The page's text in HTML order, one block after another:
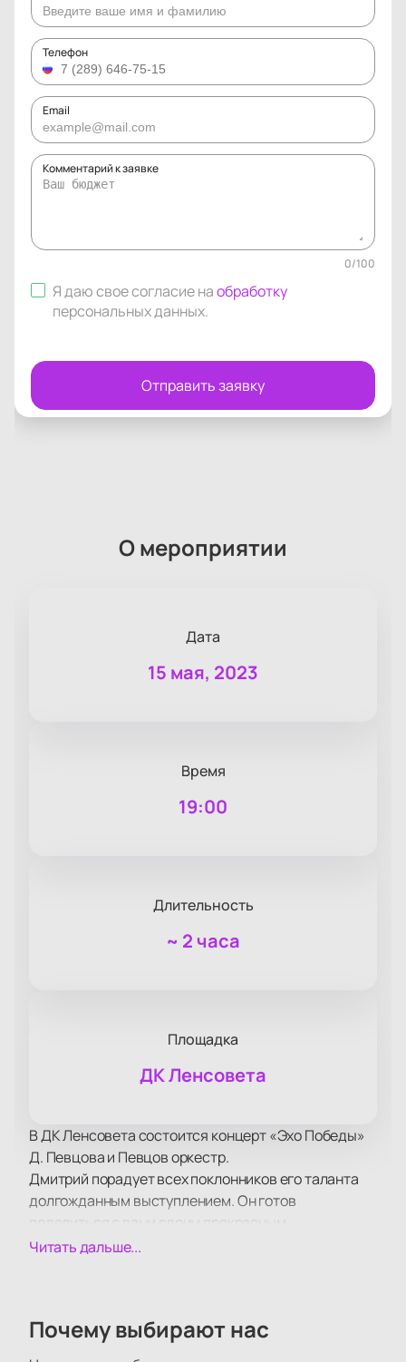
Телефон
Email
Комментарий к заявке
0/100
Я даю свое согласие наобработку
персональных данных.
Отправить заявку
О мероприятии
Дата
15 мая, 2023
Время
19:00
Длительность
~ 2 часа
Площадка
ДК Ленсовета
В ДК Ленсовета состоится концерт «Эхо Победы»
Д. Певцова и Певцов оркестр.
Дмитрий порадует всех поклонников его таланта
долгожданным выступлением. Он готов
настроением и подарить удовольствие от любимых
занятость, он успевает уделить время своей семье
Читать дальше...
Почему выбирают нас